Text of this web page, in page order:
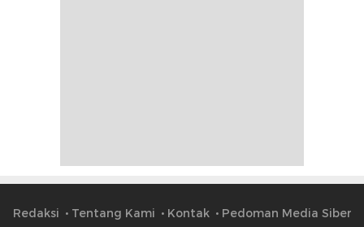
Redaksi Tentang Kami Kontak Pedoman Media Siber